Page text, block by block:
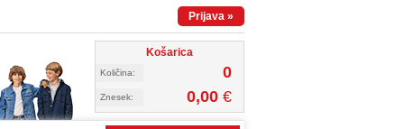
Prijava »
Košarica
Količina: 0
Znesek: 0,00 €